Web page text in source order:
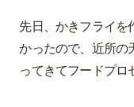
先日、かきフライを
かったので、近所の
ってきてフードプロ